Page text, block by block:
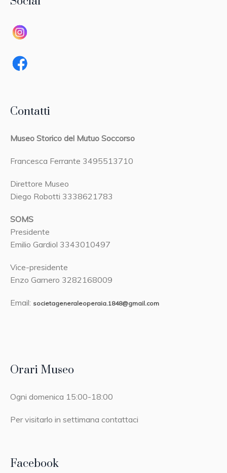
Contatti
Museo Storico del Mutuo Soccorso
Francesca Ferrante 3495513710
Direttore Museo
Diego Robotti 3338621783
SOMS
Presidente
Emilio Gardiol 3343010497
Vice-presidente
Enzo Garnero 3282168009
Email: societageneraleoperaia.1848@gmail.com
Orari Museo
Ogni domenica 15:00-18:00
Per visitarlo in settimana contattaci
Facebook